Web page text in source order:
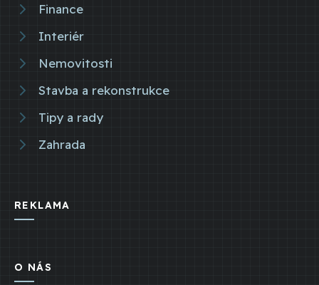
Finance
Interiér
Nemovitosti
Stavba a rekonstrukce
Tipy a rady
Zahrada
REKLAMA
O NÁS